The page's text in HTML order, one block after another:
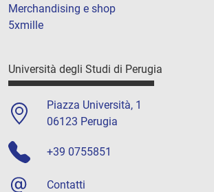
Merchandising e shop
5xmille
Università degli Studi di Perugia
Piazza Università, 1
06123 Perugia
+39 0755851
Contatti